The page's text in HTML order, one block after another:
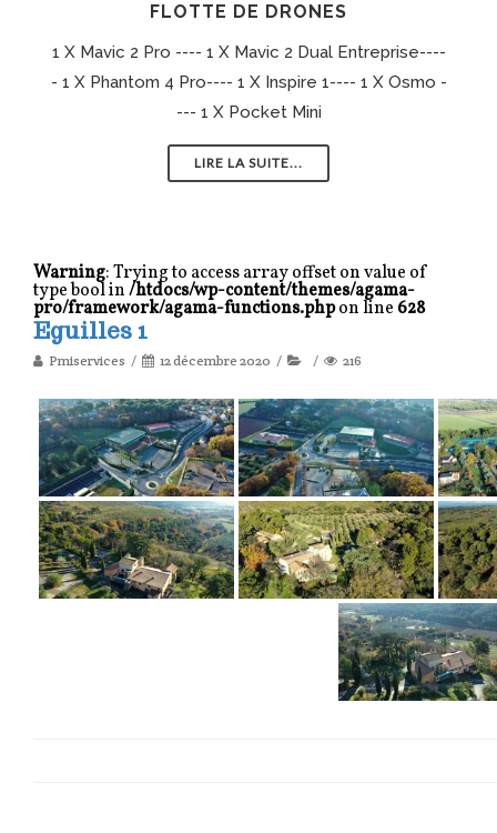
FLOTTE DE DRONES
1 X Mavic 2 Pro ---- 1 X Mavic 2 Dual Entreprise----
- 1 X Phantom 4 Pro---- 1 X Inspire 1---- 1 X Osmo -
--- 1 X Pocket Mini
LIRE LA SUITE...
Warning: Trying to access array offset on value of
type bool in/htdocs/wp-content/themes/agama-
pro/framework/agama-functions.phpon line 628
Eguilles 1
Pmiservices 12 décembre 2020 216